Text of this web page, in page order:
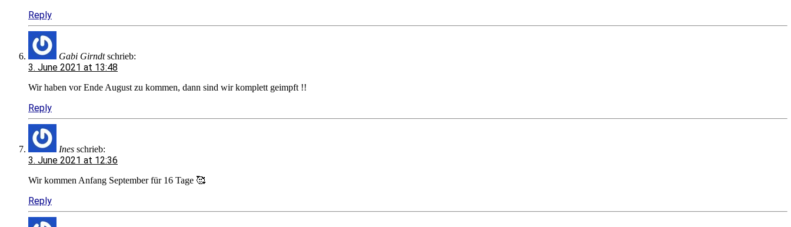
Reply
Gabi Girndtschrieb:
3. June 2021 at 13:48
Wir haben vor Ende August zu kommen, dann sind wir komplett geimpft !!
Reply
Ines schrieb:
3. June 2021 at 12:36
Wir kommen Anfang September für 16 Tage 🥰
Reply